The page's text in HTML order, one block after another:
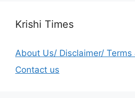
Krishi Times
About Us/ Disclaimer/ Terms
Contact us